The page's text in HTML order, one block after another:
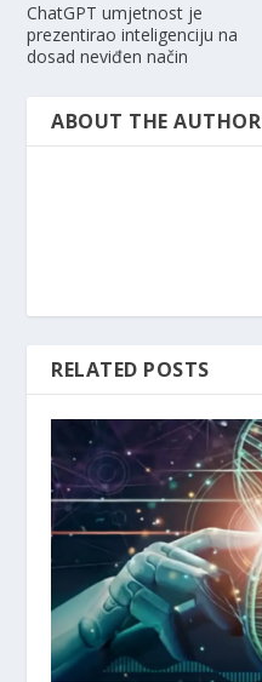
ChatGPT umjetnost je
prezentirao inteligenciju na
dosad neviđen način
ABOUT THE AUTHOR
RELATED POSTS